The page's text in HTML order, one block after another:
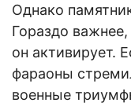
Однако
Гораздо
он активирует.
фараоны
военные